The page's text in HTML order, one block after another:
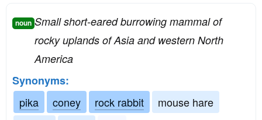
noun Small short-eared burrowing mammal of
rocky uplands of Asia and western North
America
Synonyms:
pika
coney rock rabbit
mouse hare